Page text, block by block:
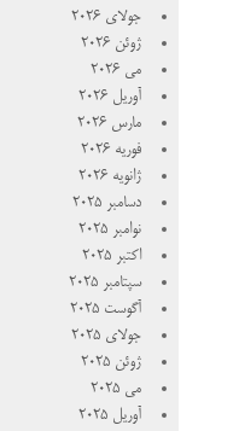
جولای 2026
ژوئن 2026
می 2026
آوریل 2026
مارس 2026
فوریه 2026
ژانویه 2026
دسامبر 2025
نوامبر 2025
اکتبر 2025
سپتامبر 2025
آگوست 2025
جولای 2025
ژوئن 2025
می 2025
آوریل 2025